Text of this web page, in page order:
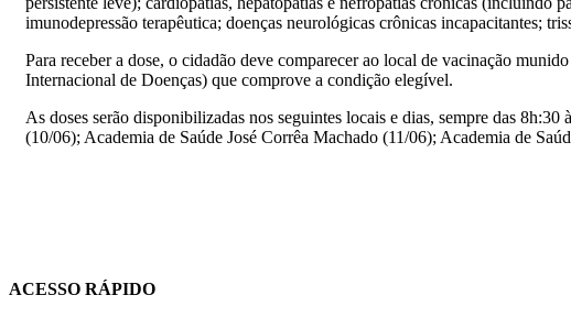
imunodepressão terapêutica; doenças neurológicas crônicas incapacitantes;
Para receber a dose, o cidadão deve comparecer ao local de vacinação
Internacional de Doenças) que comprove a condição elegível.
As doses serão disponibilizadas nos seguintes locais e dias, sempre das
(10/06); Academia de Saúde José Corrêa Machado (11/06); Academia de
ACESSO RÁPIDO